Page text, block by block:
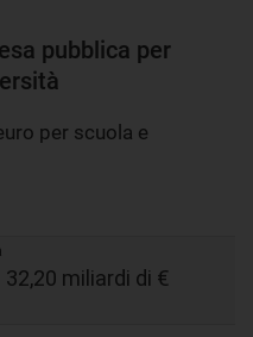
pubblica per
per scuola e